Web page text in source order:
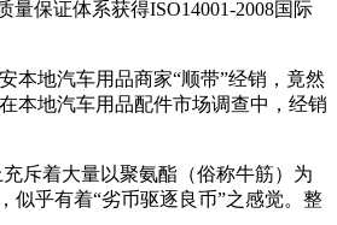
保证体系获得ISO14001-2008国际
本地汽车用品商家“顺带”经销，竟然
本地汽车用品配件市场调查中，经销
斥着大量以聚氨酯（俗称牛筋）为
似乎有着“劣币驱逐良币”之感觉。整